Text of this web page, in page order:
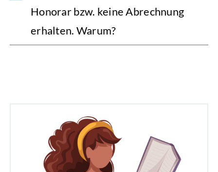
Honorar bzw. keine Abrechnung
erhalten. Warum?